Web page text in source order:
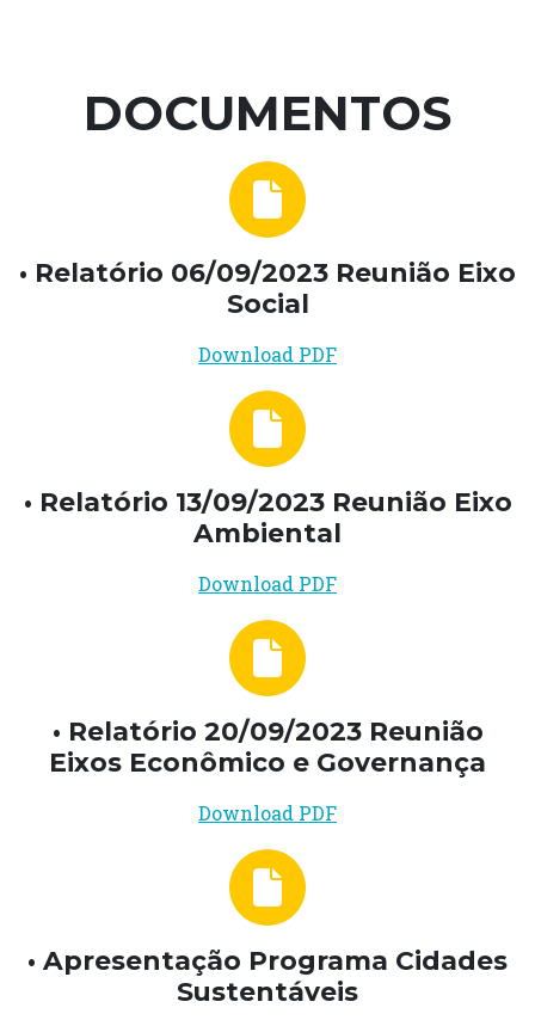
DOCUMENTOS
• Relatório 06/09/2023 Reunião Eixo
Social
Download PDF
• Relatório 13/09/2023 Reunião Eixo
Ambiental
Download PDF
• Relatório 20/09/2023 Reunião
Eixos Econômico e Governança
Download PDF
• Apresentação Programa Cidades
Sustentáveis